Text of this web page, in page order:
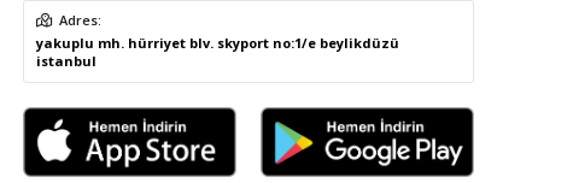
Adres:
yakuplu mh. hürriyet blv. skyport no:1/e beylikdüzü
istanbul